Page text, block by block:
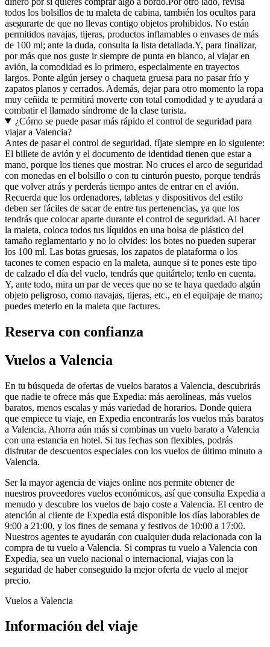
todos los bolsillos de tu maleta de cabina, también los ocultos para
asegurarte de que no llevas contigo objetos prohibidos. No están
permitidos navajas, tijeras, productos inflamables o envases de más
de 100 ml; ante la duda, consulta la lista detallada.Y, para finalizar,
por más que nos guste ir siempre de punta en blanco, al viajar en
avión, la comodidad es lo primero, especialmente en trayectos
largos. Ponte algún jersey o chaqueta gruesa para no pasar frío y
zapatos planos y cerrados. Además, dejar para otro momento la ropa
muy ceñida te permitirá moverte con total comodidad y te ayudará a
combatir el llamado síndrome de la clase turista.
¿Cómo se puede pasar más rápido el control de seguridad para
viajar a Valencia?
Antes de pasar el control de seguridad, fíjate siempre en lo siguiente:
El billete de avión y el documento de identidad tienen que estar a
mano, porque los tienes que mostrar. No cruces el arco de seguridad
con monedas en el bolsillo o con tu cinturón puesto, porque tendrás
que volver atrás y perderás tiempo antes de entrar en el avión.
Recuerda que los ordenadores, tabletas y dispositivos del estilo
deben ser fáciles de sacar de entre tus pertenencias, ya que los
tendrás que colocar aparte durante el control de seguridad. Al hacer
la maleta, coloca todos tus líquidos en una bolsa de plástico del
tamaño reglamentario y no lo olvides: los botes no pueden superar
los 100 ml. Las botas gruesas, los zapatos de plataforma o los
tacones te comen espacio en la maleta, aunque si te pones este tipo
de calzado el día del vuelo, tendrás que quitártelo; tenlo en cuenta.
Y, ante todo, mira un par de veces que no se te haya quedado algún
objeto peligroso, como navajas, tijeras, etc., en el equipaje de mano;
puedes meterlo en la maleta que factures.
Reserva con confianza
Vuelos a Valencia
En tu búsqueda de ofertas de vuelos baratos a Valencia, descubrirás
que nadie te ofrece más que Expedia: más aerolíneas, más vuelos
baratos, menos escalas y más variedad de horarios. Donde quiera
que empiece tu viaje, en Expedia encontrarás los vuelos más baratos
a Valencia. Ahorra aún más si combinas un vuelo barato a Valencia
con una estancia en hotel. Si tus fechas son flexibles, podrás
disfrutar de descuentos especiales con los vuelos de último minuto a
Valencia.
Ser la mayor agencia de viajes online nos permite obtener de
nuestros proveedores vuelos económicos, así que consulta Expedia a
menudo y descubre los vuelos de bajo coste a Valencia. El centro de
atención al cliente de Expedia está disponible los días laborables de
9:00 a 21:00, y los fines de semana y festivos de 10:00 a 17:00.
Nuestros agentes te ayudarán con cualquier duda relacionada con la
compra de tu vuelo a Valencia. Si compras tu vuelo a Valencia con
Expedia, sea un vuelo nacional o internacional, viajas con la
seguridad de haber conseguido la mejor oferta de vuelo al mejor
precio.
Vuelos a Valencia
Información del viaje